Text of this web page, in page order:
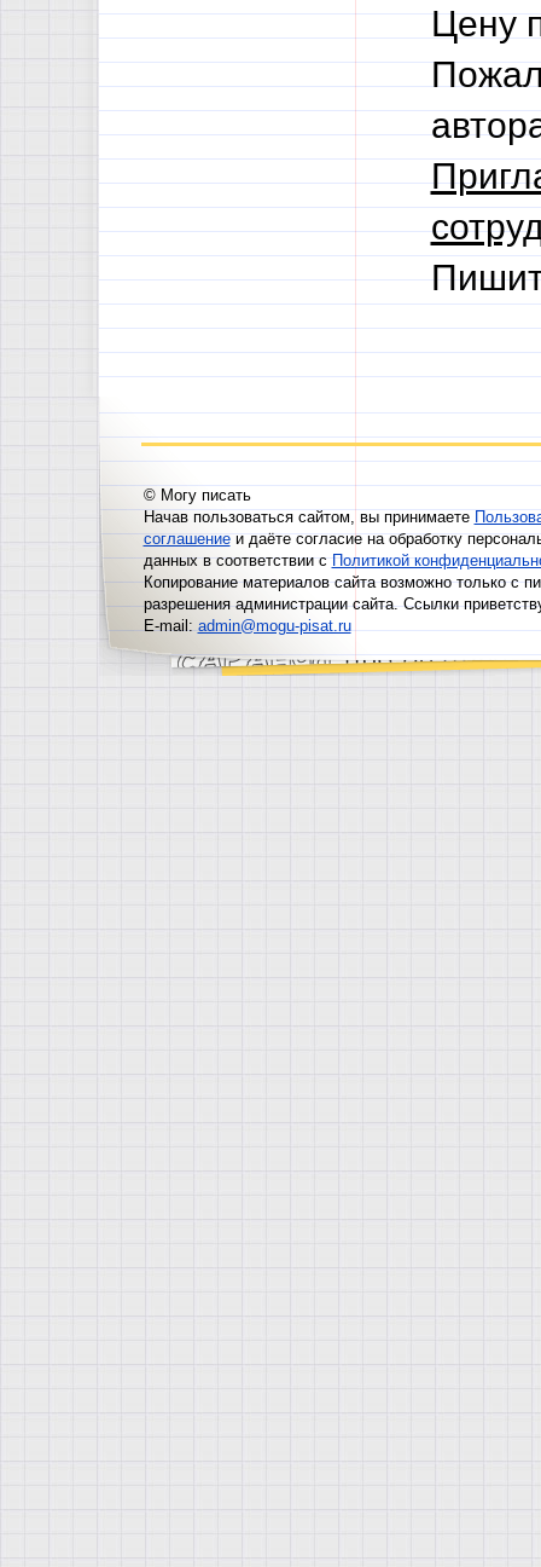
Цену
© Могу писать
Начав пользоваться сайтом, вы принимаете
соглашениеи даёте согласие на обработку
данных в соответствии сПолитикой
Копирование материалов сайта возможно только с
разрешения администрации сайта. Ссылки
E-mail: admin@mogu-pisat.ru